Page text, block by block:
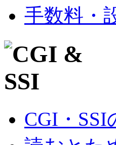
手数料・
CGI・SSI